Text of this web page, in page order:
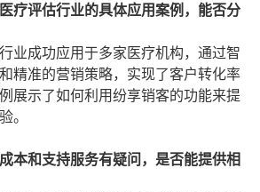
疗评估行业的具体应用案例，能否分
业成功应用于多家医疗机构，通过智
精准的营销策略，实现了客户转化率
展示了如何利用纷享销客的功能来提
。
本和支持服务有疑问，是否能提供相